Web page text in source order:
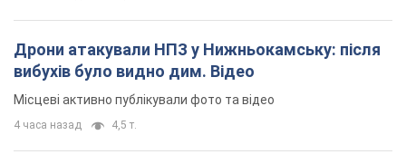
Дрони атакували НПЗ у Нижньокамську: після
вибухів було видно дим. Відео
Місцеві активно публікували фото та відео
4 часа назад 4,5 т.